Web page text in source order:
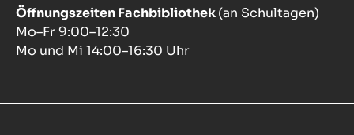
Öffnungszeiten Fachbibliothek(an Schultagen)
Mo–Fr 9:00–12:30
Mo und Mi 14:00–16:30 Uhr